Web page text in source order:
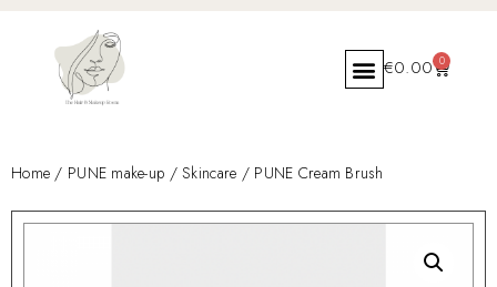
€0.00 0
Home / PUNE make-up /Skincare / PUNE Cream Brush